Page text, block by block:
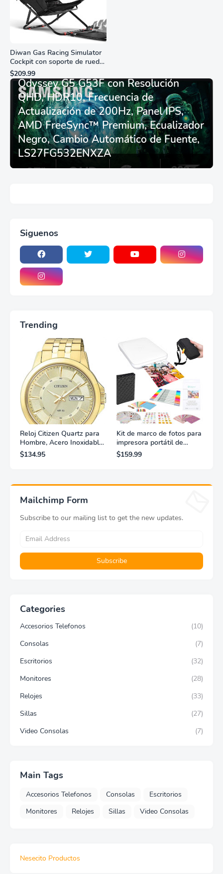
Diwan Gas Racing Simulator
Cockpit con soporte de rueda
de carreras plegable y
asiento - Logitech
G29/920/923/27/25,
Thrustmaster
T248/X/T300RS/T150/458/TX
$209.99
Monitor Gamer SAMSUNG 27”
Odyssey G5 G53F con Resolución
QHD, HDR10, Frecuencia de
Actualización de 200Hz, Panel IPS,
AMD FreeSync™ Premium, Ecualizador
Negro, Cambio Automático de Fuente,
LS27FG532ENXZA
Siguenos
Trending
Reloj Citizen Quartz para
Hombre, Acero Inoxidable,
Clásico, Dorado
$134.95
Kit de marco de fotos para
impresora portátil de
fotografías y vídeos
Lifeprint 3x4,5 (blanca)
$159.99
Mailchimp Form
Subscribe to our mailing list to get the new updates.
Categories
Accesorios Telefonos
(10)
Consolas
(7)
Escritorios
(32)
Monitores
(28)
Relojes
(33)
Sillas
(27)
Video Consolas
(7)
Main Tags
Accesorios Telefonos Consolas
Escritorios
Monitores
Relojes Sillas Video Consolas
Nesecito Productos